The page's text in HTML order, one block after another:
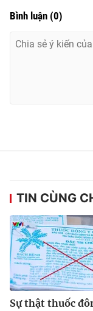
Tổng Biên tập:
Nguyễn Trọng Ninh
® Cấm sao chép
thuận bằng văn
thông tin từ website
Bình luận (0)
TIN CÙNG
Sự thật thuốc